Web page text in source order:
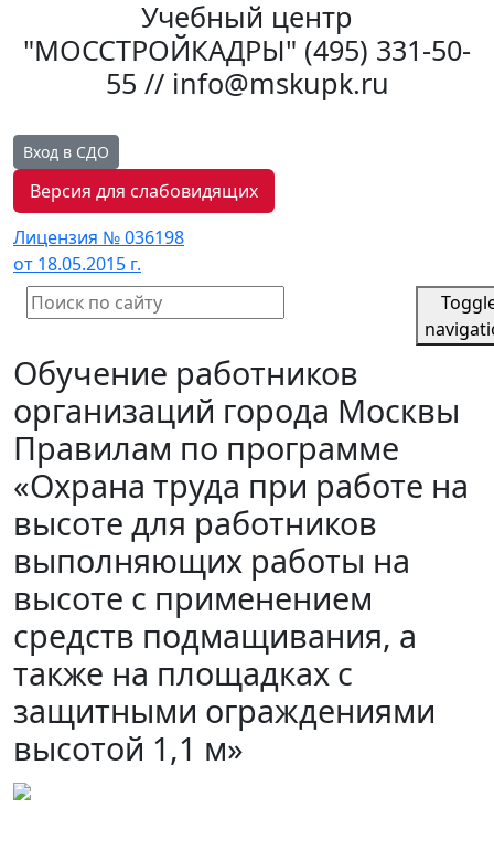
Учебный центр
"МОССТРОЙКАДРЫ" (495) 331-50-
55 // info@mskupk.ru
Вход в СДО
Версия для слабовидящих
Лицензия № 036198
от 18.05.2015 г.
Обучение работников
организаций города Москвы
Правилам по программе
«Охрана труда при работе на
высоте для работников
выполняющих работы на
высоте с применением
средств подмащивания, а
также на площадках с
защитными ограждениями
высотой 1,1 м»